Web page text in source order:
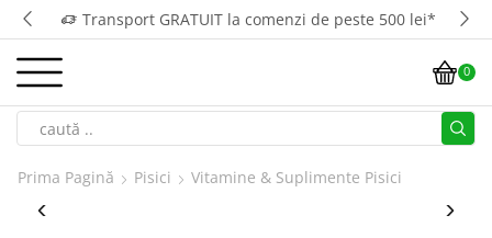
Transport GRATUIT la comenzi de peste 500 lei*
0
Prima Pagină Pisici Vitamine & Suplimente Pisici